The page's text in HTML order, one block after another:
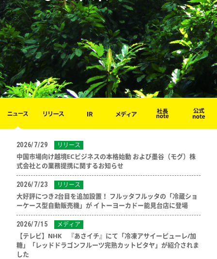
2026/7/29 リリース
中国市場向け越境ECビジネスの本格始動 および墨谷（モグ）株
式会社との業務提携に関するお知らせ
2026/7/23 リリース
大好評につき2台目を追加設置！ フルッタフルッタの「冷蔵ショ
ーケース型自動販売機」が イトーヨーカドー能見台店に登場
2026/7/15 メディア
【テレビ】NHK 『あさイチ』にて「冷凍アサイーピューレ/加
糖」「レッドドラゴンフルーツ完熟カットピタヤ」が紹介されま
した